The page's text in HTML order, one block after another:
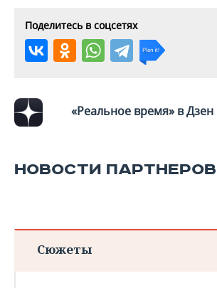
ФИГУРНОЕ КАТАНИЕ
ВОДНЫЕ ВИДЫ СПОРТА
МЕДИЦИНА
ОБРАЗОВАНИЕ
Поделитесь в соцсетях
«Реальное время» в Дзен
НОВОСТИ ПАРТНЕРОВ
Сюжеты